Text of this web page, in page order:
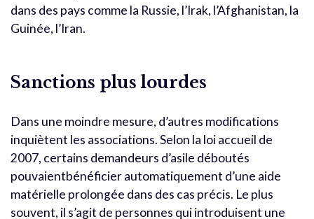
dans des pays comme la Russie, l’Irak, l’Afghanistan, la
Guinée, l’Iran.
Sanctions plus lourdes
Dans une moindre mesure, d’autres modifications
inquiètent les associations. Selon la loi accueil de
2007, certains demandeurs d’asile déboutés
pouvaientbénéficier automatiquement d’une aide
matérielle prolongée dans des cas précis. Le plus
souvent, il s’agit de personnes qui introduisent une